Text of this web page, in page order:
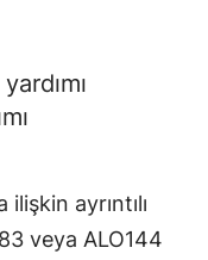
ayrıntılı
veya ALO144